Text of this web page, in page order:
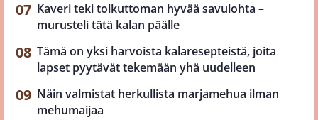
Kaveri teki tolkuttoman hyvää savulohta –
murusteli tätä kalan päälle
Tämä on yksi harvoista kalaresepteistä, joita
lapset pyytävät tekemään yhä uudelleen
Näin valmistat herkullista marjamehua ilman
mehumaijaa